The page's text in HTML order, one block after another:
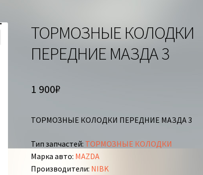
ТОРМОЗНЫЕ КОЛОДКИ
ПЕРЕДНИЕ МАЗДА 3
1 900₽
ТОРМОЗНЫЕ КОЛОДКИ ПЕРЕДНИЕ МАЗДА 3
Тип запчастей: ТОРМОЗНЫЕ КОЛОДКИ
Марка авто: MAZDA
Производители: NIBK